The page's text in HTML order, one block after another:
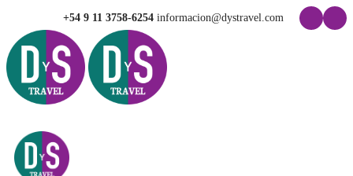
+54 9 11 3758-6254 informacion@dystravel.com